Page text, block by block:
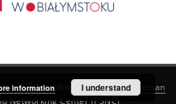
6.3.21software created by
Poznan
Networking Center (PSNC)
information I understand